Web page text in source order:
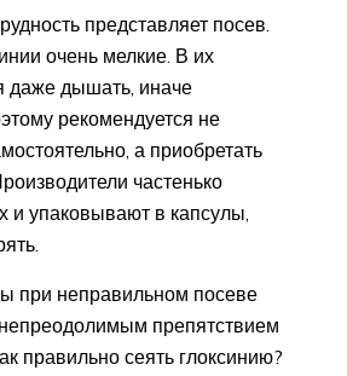
представляет посев.
очень мелкие. В их
даже дышать, иначе
рекомендуется не
а приобретать
частенько
и упаковывают в капсулы,
при неправильном посеве
препятствием
правильно сеять глоксинию?